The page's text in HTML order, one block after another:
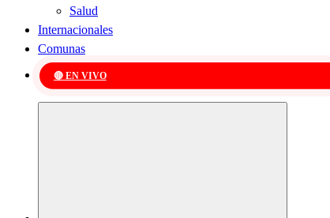
Salud
Internacionales
Comunas
🔴 EN VIVO